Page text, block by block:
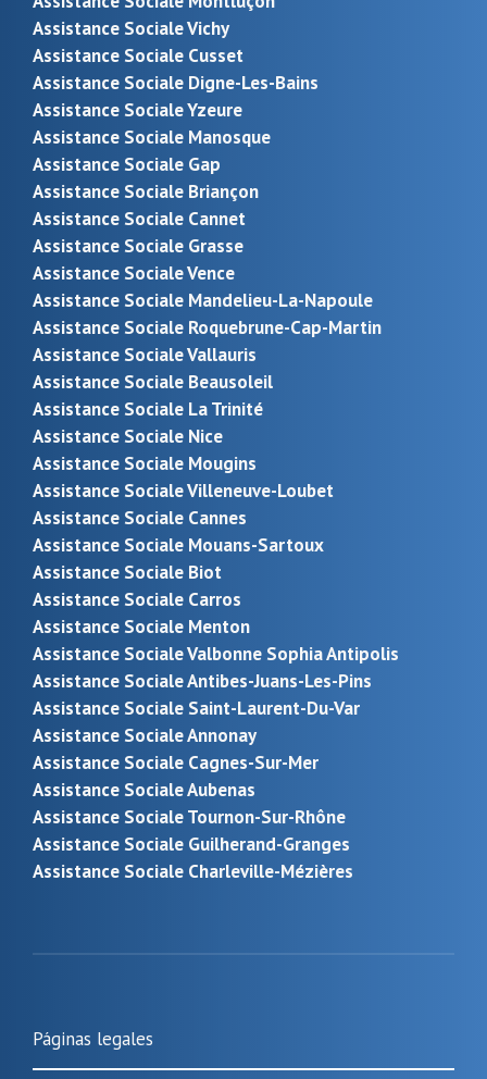
Assistance Sociale Vichy
Assistance Sociale Cusset
Assistance Sociale Digne-Les-Bains
Assistance Sociale Yzeure
Assistance Sociale Manosque
Assistance Sociale Gap
Assistance Sociale Briançon
Assistance Sociale Cannet
Assistance Sociale Grasse
Assistance Sociale Vence
Assistance Sociale Mandelieu-La-Napoule
Assistance Sociale Roquebrune-Cap-Martin
Assistance Sociale Vallauris
Assistance Sociale Beausoleil
Assistance Sociale La Trinité
Assistance Sociale Nice
Assistance Sociale Mougins
Assistance Sociale Villeneuve-Loubet
Assistance Sociale Cannes
Assistance Sociale Mouans-Sartoux
Assistance Sociale Biot
Assistance Sociale Carros
Assistance Sociale Menton
Assistance Sociale Valbonne Sophia Antipolis
Assistance Sociale Antibes-Juans-Les-Pins
Assistance Sociale Saint-Laurent-Du-Var
Assistance Sociale Annonay
Assistance Sociale Cagnes-Sur-Mer
Assistance Sociale Aubenas
Assistance Sociale Tournon-Sur-Rhône
Assistance Sociale Guilherand-Granges
Assistance Sociale Charleville-Mézières
Páginas legales